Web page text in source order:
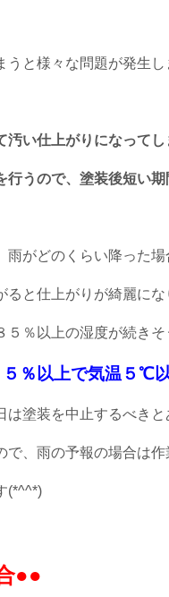
と様々な問題が発生し
い仕上がりになってし
うので、塗装後短い期
がどのくらい降った
と仕上がりが綺麗にな
５％以上の湿度が続き
％以上で気温５℃
塗装を中止するべき
、雨の予報の場合は作
(*^^*)
●●